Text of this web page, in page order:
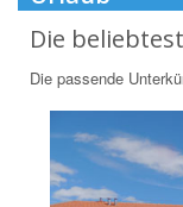
Die
Die passende